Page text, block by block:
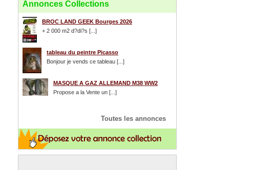
Annonces Collections
BROC LAND GEEK Bourges 2026
+ 2 000 m2 d?di?s [...]
tableau du peintre Picasso
Bonjour je vends ce tableau [...]
MASQUE A GAZ ALLEMAND M38 WW2
Propose a la Vente un [...]
Toutes les annonces